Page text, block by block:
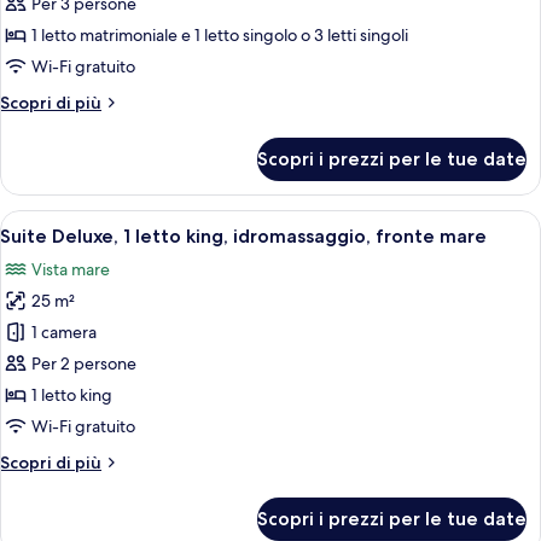
Tripla
Standard,
collina
1 letto matrimoniale e 1 letto singolo o 3 letti singoli
Wi-Fi gratuito
Scopri di più
Altri
Standard,
vista
collina
Scopri i prezzi per le tue date
Apri
tutte
le
foto
per
Suite
Deluxe,
1
king,
Una camera da letto con un letto,
10
Suite Deluxe, 1 letto king, idromassaggio, fronte mare
Vista mare
25 m²
1 camera
Per 2 persone
1 letto king
Wi-Fi gratuito
Scopri di più
Altri
Scopri i prezzi per le tue date